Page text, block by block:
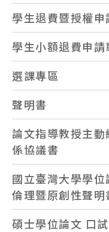
學生退費暨授權申
學生小額退費申請
選課專區
聲明書
論文指導教授主動
係協議書
國立臺灣大學學位
倫理暨原創性聲明
碩士學位論文 口